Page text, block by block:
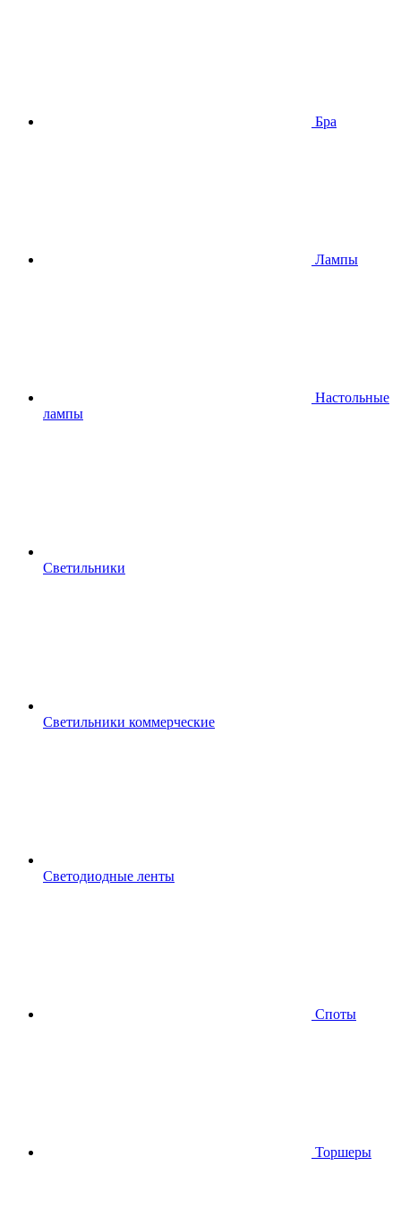
Бра
Лампы
Настольные
лампы
Светильники
Светильники коммерческие
Светодиодные ленты
Споты
Торшеры